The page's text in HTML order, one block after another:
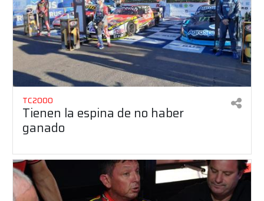
TC2000
Tienen la espina de no haber
ganado